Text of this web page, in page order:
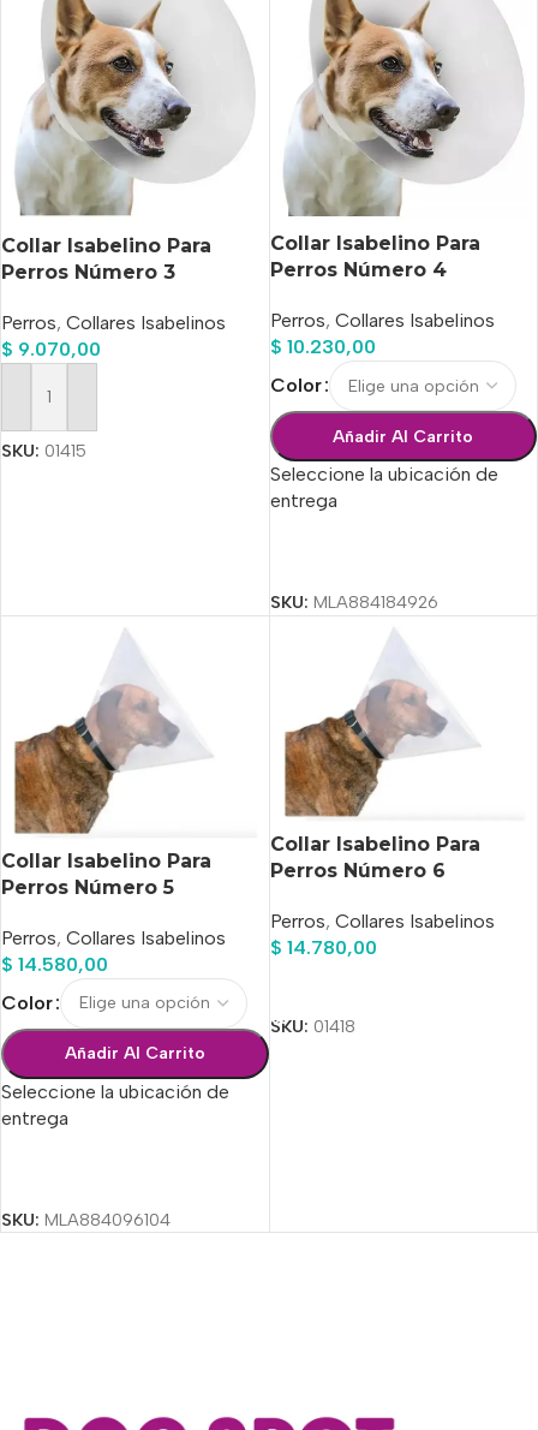
Collar Isabelino Para
Perros Número 3
Perros, Collares Isabelinos
$ 9.070,00
Añadir Al Carrito
SKU: 01415
Collar Isabelino Para
Perros Número 4
Perros, Collares Isabelinos
$ 10.230,00
Color
Añadir Al Carrito
Seleccione la ubicación de
entrega
SKU: MLA884184926
Collar Isabelino Para
Perros Número 5
Perros, Collares Isabelinos
$ 14.580,00
Color
Añadir Al Carrito
Seleccione la ubicación de
entrega
SKU: MLA884096104
Collar Isabelino Para
Perros Número 6
Perros, Collares Isabelinos
$ 14.780,00
SKU: 01418